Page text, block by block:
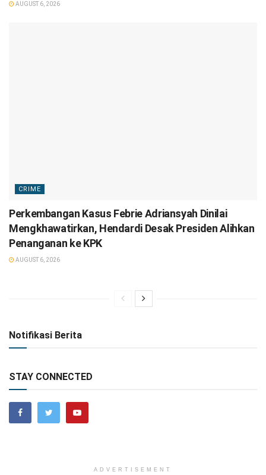
AUGUST 6, 2026
CRIME
Perkembangan Kasus Febrie Adriansyah Dinilai
Mengkhawatirkan, Hendardi Desak Presiden Alihkan
Penanganan ke KPK
AUGUST 6, 2026
Notifikasi Berita
STAY CONNECTED
ADVERTISEMENT